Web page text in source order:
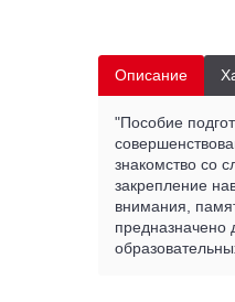
Описание
"Пособие
знакомство со
закрепление
внимания,
предназначено